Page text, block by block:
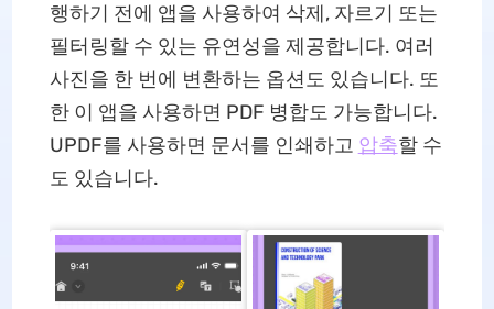
행하기 전에 앱을 사용하여 삭제, 자르기 또는
필터링할 수 있는 유연성을 제공합니다. 여러
사진을 한 번에 변환하는 옵션도 있습니다. 또
한 이 앱을 사용하면 PDF 병합도 가능합니다.
UPDF를 사용하면 문서를 인쇄하고 압축할 수
도 있습니다.